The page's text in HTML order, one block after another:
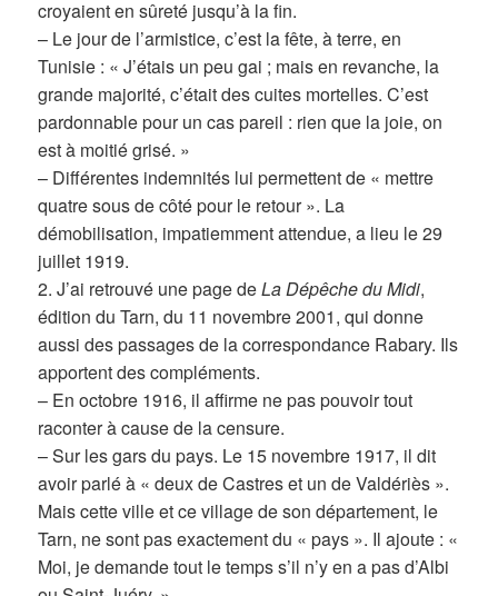
croyaient en sûreté jusqu’à la fin.
– Le jour de l’armistice, c’est la fête, à terre, en
Tunisie : « J’étais un peu gai ; mais en revanche, la
grande majorité, c’était des cuites mortelles. C’est
pardonnable pour un cas pareil : rien que la joie, on
est à moitié grisé. »
– Différentes indemnités lui permettent de « mettre
quatre sous de côté pour le retour ». La
démobilisation, impatiemment attendue, a lieu le 29
juillet 1919.
2. J’ai retrouvé une page deLa Dépêche du Midi,
édition du Tarn, du 11 novembre 2001, qui donne
aussi des passages de la correspondance Rabary. Ils
apportent des compléments.
– En octobre 1916, il affirme ne pas pouvoir tout
raconter à cause de la censure.
– Sur les gars du pays. Le 15 novembre 1917, il dit
avoir parlé à « deux de Castres et un de Valdériès ».
Mais cette ville et ce village de son département, le
Tarn, ne sont pas exactement du « pays ». Il ajoute : «
Moi, je demande tout le temps s’il n’y en a pas d’Albi